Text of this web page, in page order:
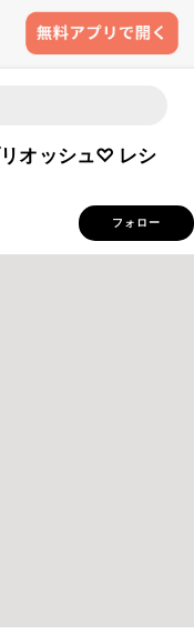
オッシュ♡ レシ
フォロー